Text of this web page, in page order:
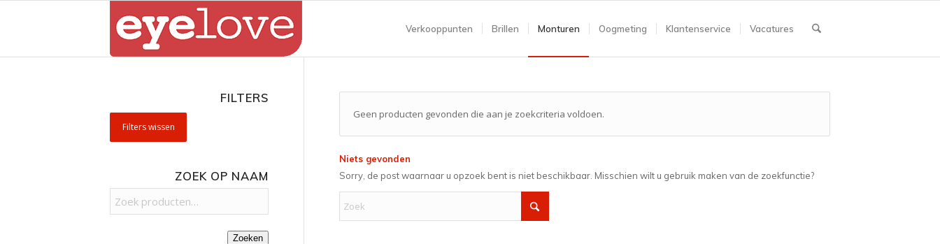
Verkooppunten Brillen Monturen Oogmeting Klantenservice Vacatures
Geen producten gevonden die aan je zoekcriteria voldoen.
Niets gevonden
Sorry, de post waarnaar u opzoek bent is niet beschikbaar. Misschien wilt u gebruik maken van de zoekfunctie?
FILTERS
Filters wissen
ZOEK OP NAAM
Zoeken